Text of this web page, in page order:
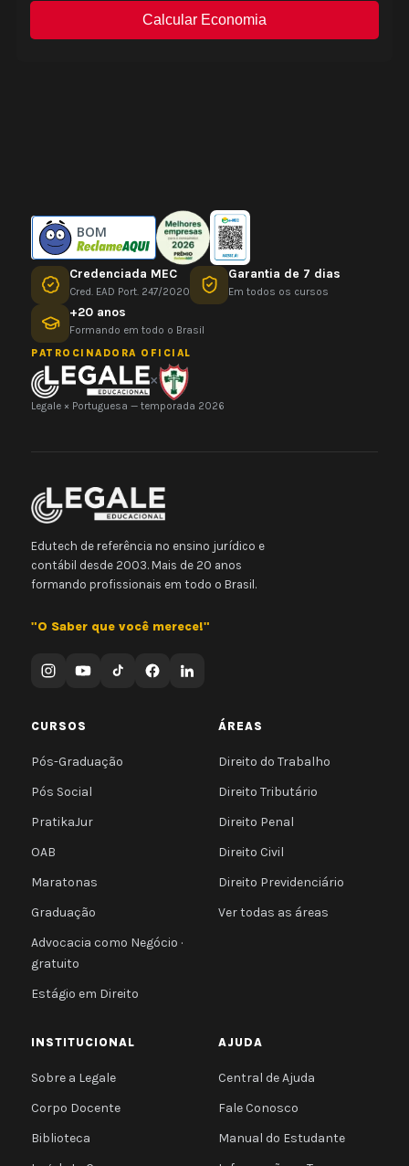
BOM
Credenciada MEC
Cred. EAD Port. 247/2020
Garantia de 7 dias
Em todos os cursos
+20 anos
Formando em todo o Brasil
PATROCINADORA OFICIAL
×
Legale × Portuguesa — temporada 2026
Edutech de referência no ensino jurídico e
contábil desde 2003. Mais de 20 anos
formando profissionais em todo o Brasil.
"O Saber que você merece!"
CURSOS
Pós-Graduação
Pós Social
PratikaJur
OAB
Maratonas
Graduação
Advocacia como Negócio ·
gratuito
Estágio em Direito
ÁREAS
Direito do Trabalho
Direito Tributário
Direito Penal
Direito Civil
Direito Previdenciário
Ver todas as áreas
INSTITUCIONAL
Sobre a Legale
Corpo Docente
Biblioteca
AJUDA
Central de Ajuda
Fale Conosco
Manual do Estudante